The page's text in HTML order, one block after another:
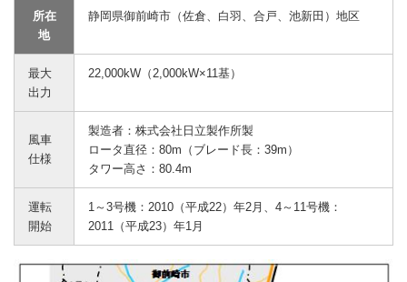
所在
地
静岡県御前崎市（佐倉、白羽、合戸、池新田）地区
最大
出力
22,000kW（2,000kW×11基）
風車
仕様
製造者：株式会社日立製作所製
ロータ直径：80m（ブレード長：39m）
タワー高さ：80.4m
運転
開始
1～3号機：2010（平成22）年2月、4～11号機：
2011（平成23）年1月